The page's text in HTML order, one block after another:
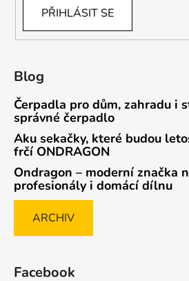
PŘIHLÁSIT SE
Blog
Čerpadla pro dům, zahradu i
správné čerpadlo
Aku sekačky, které budou
frčí ONDRAGON
Ondragon – moderní značka
profesionály i domácí dílnu
ARCHIV
Facebook